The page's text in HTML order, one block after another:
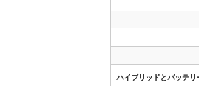
ハイブリッドとバッテ